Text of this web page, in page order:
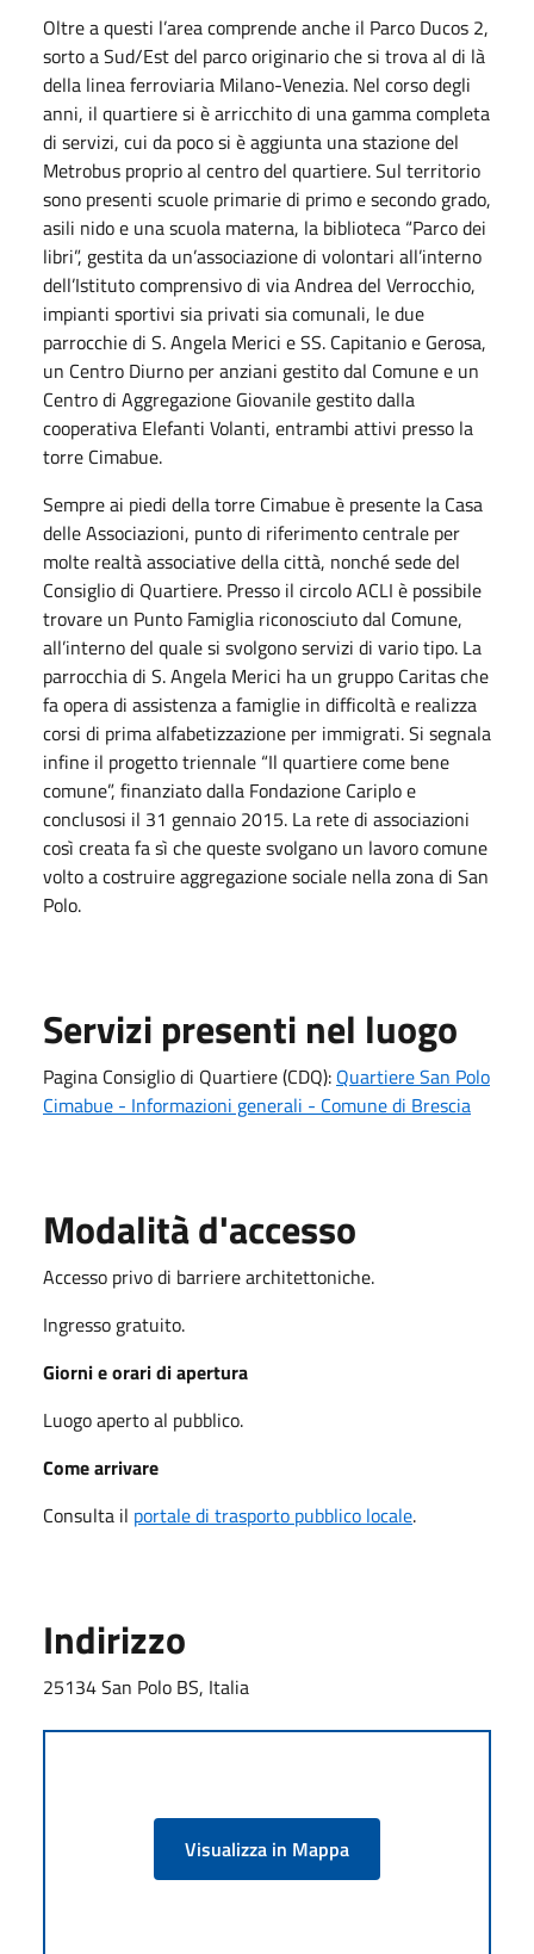
Oltre a questi l’area comprende anche il Parco Ducos 2,
sorto a Sud/Est del parco originario che si trova al di là
della linea ferroviaria Milano-Venezia. Nel corso degli
anni, il quartiere si è arricchito di una gamma completa
di servizi, cui da poco si è aggiunta una stazione del
Metrobus proprio al centro del quartiere. Sul territorio
sono presenti scuole primarie di primo e secondo grado,
asili nido e una scuola materna, la biblioteca “Parco dei
libri”, gestita da un’associazione di volontari all’interno
dell’Istituto comprensivo di via Andrea del Verrocchio,
impianti sportivi sia privati sia comunali, le due
parrocchie di S. Angela Merici e SS. Capitanio e Gerosa,
un Centro Diurno per anziani gestito dal Comune e un
Centro di Aggregazione Giovanile gestito dalla
cooperativa Elefanti Volanti, entrambi attivi presso la
torre Cimabue.
Sempre ai piedi della torre Cimabue è presente la Casa
delle Associazioni, punto di riferimento centrale per
molte realtà associative della città, nonché sede del
Consiglio di Quartiere. Presso il circolo ACLI è possibile
trovare un Punto Famiglia riconosciuto dal Comune,
all’interno del quale si svolgono servizi di vario tipo. La
parrocchia di S. Angela Merici ha un gruppo Caritas che
fa opera di assistenza a famiglie in difficoltà e realizza
corsi di prima alfabetizzazione per immigrati. Si segnala
infine il progetto triennale “Il quartiere come bene
comune”, finanziato dalla Fondazione Cariplo e
conclusosi il 31 gennaio 2015. La rete di associazioni
così creata fa sì che queste svolgano un lavoro comune
volto a costruire aggregazione sociale nella zona di San
Polo.
Servizi presenti nel luogo
Pagina Consiglio di Quartiere (CDQ): Quartiere San Polo
Cimabue - Informazioni generali - Comune di Brescia
Modalità d'accesso
Accesso privo di barriere architettoniche.
Ingresso gratuito.
Giorni e orari di apertura
Luogo aperto al pubblico.
Come arrivare
Consulta il portale di trasporto pubblico locale.
Indirizzo
25134 San Polo BS, Italia
Visualizza in Mappa